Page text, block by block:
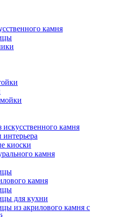
камня
искусственного камня
киоски
камня
камня
для кухни
из акрилового камня с